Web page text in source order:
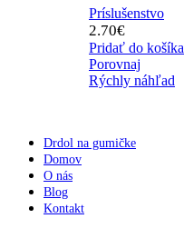
Príslušenstvo
2.70€
Pridať do košíka
Porovnaj
Rýchly náhľad
Drdol na gumičke
Domov
O nás
Blog
Kontakt